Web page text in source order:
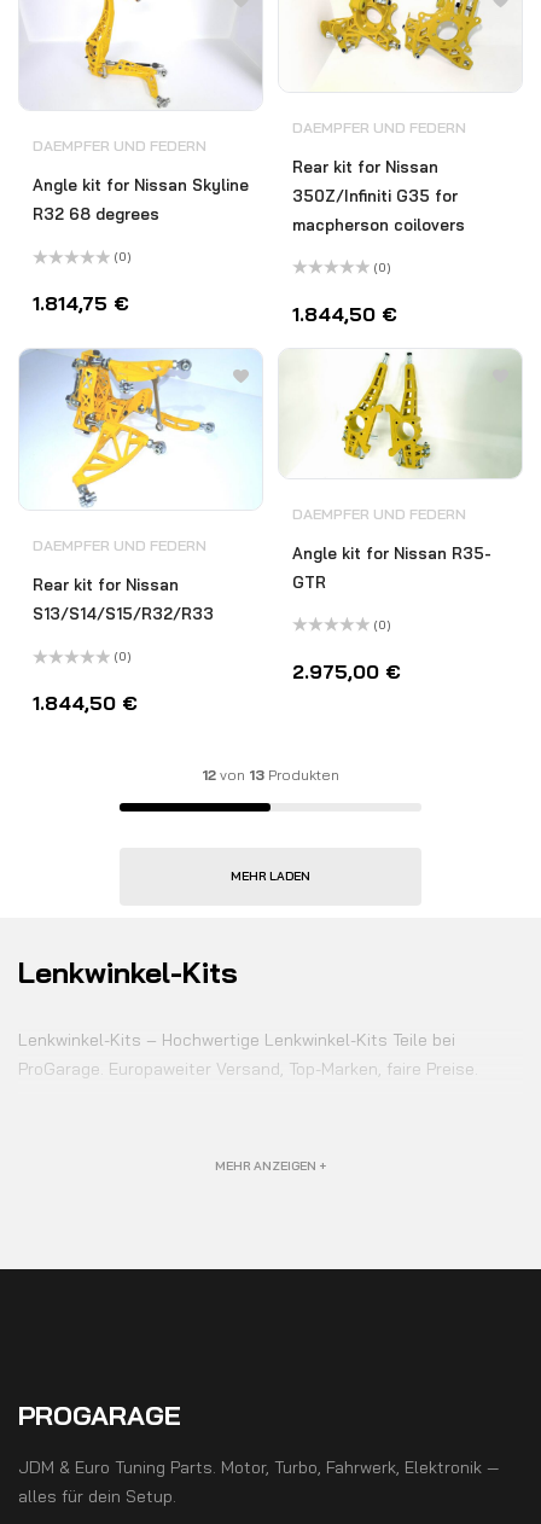
DAEMPFER UND FEDERN
Angle kit for Nissan Skyline
R32 68 degrees
mit
0
(0)
1.814,75 €
DAEMPFER UND FEDERN
Rear kit for Nissan
350Z/Infiniti G35 for
macpherson coilovers
0
5
(0)
1.844,50 €
DAEMPFER UND FEDERN
Rear kit for Nissan
S13/S14/S15/R32/R33
mit
0
(0)
1.844,50 €
DAEMPFER UND FEDERN
Angle kit for Nissan R35-
GTR
mit
0
(0)
2.975,00 €
12 von 13 Produkten
MEHR LADEN
Lenkwinkel-Kits
Lenkwinkel-Kits – Hochwertige Lenkwinkel-Kits Teile bei
ProGarage. Europaweiter Versand, Top-Marken, faire Preise.
MEHR ANZEIGEN +
PROGARAGE
JDM & Euro Tuning Parts. Motor, Turbo, Fahrwerk, Elektronik —
alles für dein Setup.